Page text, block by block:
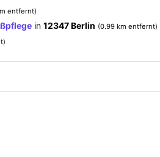
entfernt)
in 12347 Berlin (0.99 km entfernt)